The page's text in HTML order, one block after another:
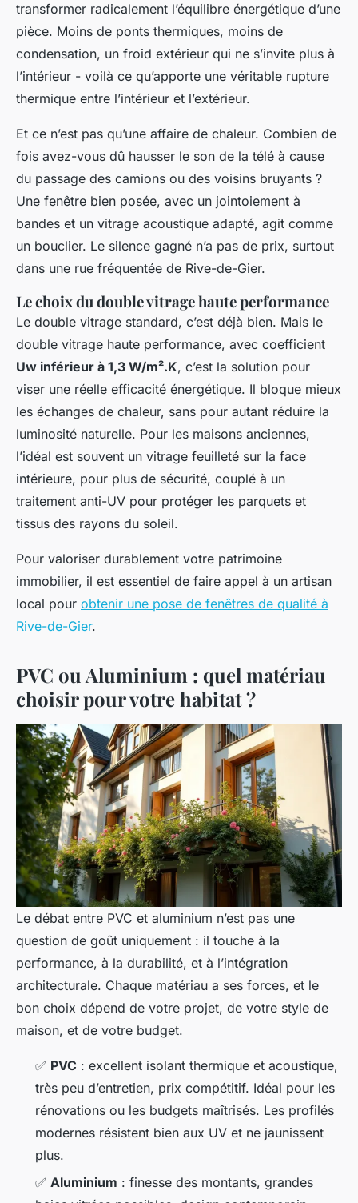
transformer radicalement l’équilibre énergétique d’une
pièce. Moins de ponts thermiques, moins de
condensation, un froid extérieur qui ne s’invite plus à
l’intérieur - voilà ce qu’apporte une véritable rupture
thermique entre l’intérieur et l’extérieur.
Et ce n’est pas qu’une affaire de chaleur. Combien de
fois avez-vous dû hausser le son de la télé à cause
du passage des camions ou des voisins bruyants ?
Une fenêtre bien posée, avec un jointoiement à
bandes et un vitrage acoustique adapté, agit comme
un bouclier. Le silence gagné n’a pas de prix, surtout
dans une rue fréquentée de Rive-de-Gier.
Le choix du double vitrage haute performance
Le double vitrage standard, c’est déjà bien. Mais le
double vitrage haute performance, avec coefficient
Uw inférieur à 1,3 W/m².K, c’est la solution pour
viser une réelle efficacité énergétique. Il bloque mieux
les échanges de chaleur, sans pour autant réduire la
luminosité naturelle. Pour les maisons anciennes,
l’idéal est souvent un vitrage feuilleté sur la face
intérieure, pour plus de sécurité, couplé à un
traitement anti-UV pour protéger les parquets et
tissus des rayons du soleil.
Pour valoriser durablement votre patrimoine
immobilier, il est essentiel de faire appel à un artisan
local pour obtenir une pose de fenêtres de qualité à
Rive-de-Gier.
PVC ou Aluminium : quel matériau
choisir pour votre habitat ?
Le débat entre PVC et aluminium n’est pas une
question de goût uniquement : il touche à la
performance, à la durabilité, et à l’intégration
architecturale. Chaque matériau a ses forces, et le
bon choix dépend de votre projet, de votre style de
maison, et de votre budget.
✅ PVC : excellent isolant thermique et acoustique,
très peu d’entretien, prix compétitif. Idéal pour les
rénovations ou les budgets maîtrisés. Les profilés
modernes résistent bien aux UV et ne jaunissent
plus.
✅ Aluminium : finesse des montants, grandes